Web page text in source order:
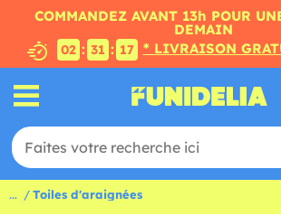
COMMANDEZ AVANT 13h POUR
DEMAIN
02 : 31 : 16 * LIVRAISON
... Toiles d'araignées